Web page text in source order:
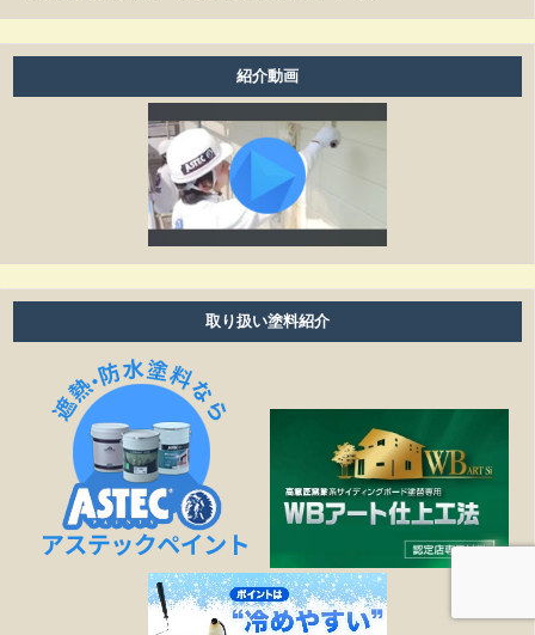
お支払方法は現金ですか？
アフターフォローはどうなっていますか？
養生ビニールがしてある時は、換気扇・お風呂・エアコ
ン等は普通に使えますか？
工事期間はどのくらいありますか？
塗り替えは何年ぐらいで必要ですか？
雨の日も作業しますか？
細かい壁のひび割れはきれいになりますか？
見積もりの金額より高くなることはありますか？
作業日程が延びたら、金額は変わりますか？
塗装工事以外の修繕工事も可能ですか？
どこまでが無料相談になるのですか？
施工は下請け業者に依頼されるのですか？
紹介動画
取り扱い塗料紹介